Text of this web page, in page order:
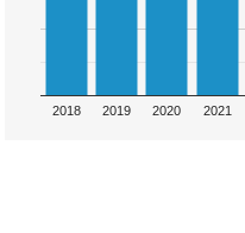
2018 2019 2020 2021